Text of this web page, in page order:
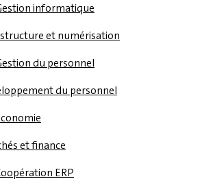
informatique
et numérisation
du personnel
du personnel
et finance
ERP